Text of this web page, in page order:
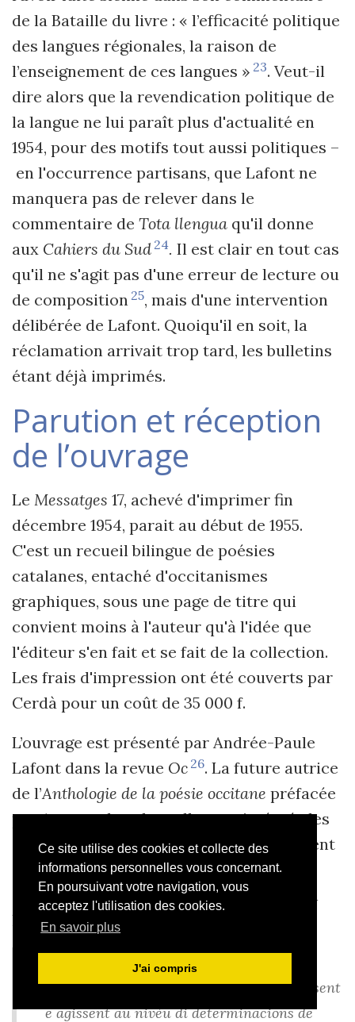
Ce site utilise des cookies et collecte des
informations personnelles vous concernant.
En poursuivant votre navigation, vous
acceptez l'utilisation des cookies.
En savoir plus
J'ai compris
de la Bataille du livre : « l’efficacité politique
des langues régionales, la raison de
l’enseignement de ces langues » 23. Veut-il
dire alors que la revendication politique de
la langue ne lui paraît plus d'actualité en
1954, pour des motifs tout aussi politiques –
en l'occurrence partisans, que Lafont ne
manquera pas de relever dans le
commentaire de Tota llengua qu'il donne
aux Cahiers du Sud 24. Il est clair en tout cas
qu'il ne s'agit pas d'une erreur de lecture ou
de composition 25, mais d'une intervention
délibérée de Lafont. Quoiqu'il en soit, la
réclamation arrivait trop tard, les bulletins
étant déjà imprimés.
Parution et réception
de l’ouvrage
Le Messatges 17, achevé d'imprimer fin
décembre 1954, parait au début de 1955.
C'est un recueil bilingue de poésies
catalanes, entaché d'occitanismes
graphiques, sous une page de titre qui
convient moins à l'auteur qu'à l'idée que
l'éditeur s'en fait et se fait de la collection.
Les frais d'impression ont été couverts par
Cerdà pour un coût de 35 000 f.
L’ouvrage est présenté par Andrée-Paule
Lafont dans la revue Oc 26. La future autrice
de l’Anthologie de la poésie occitane préfacée
par Aragon, dans laquelle sont intégrés les
Catalans Pons et Cerdà et Brazès
, revient
explicitement à la « poésie engagée »,
concluant en quelque sorte la discussion
lancée par Lafont :
Çò que remiram dans JP Cerdà es aquela
totalitat que fai que l'òme comunista pensent
e agissent au nivèu di determinacions de